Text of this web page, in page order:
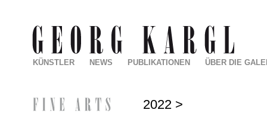
2022 >
KÜNSTLER NEWS PUBLIKATIONEN ÜBER DIE